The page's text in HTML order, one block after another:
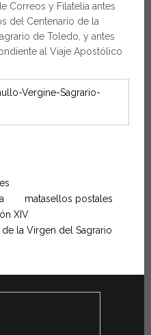
Correos y Filatelia antes
del Centenario de la
de Toledo, y antes
al Viaje Apostólico
matasellos postales
XIV
la Virgen del Sagrario